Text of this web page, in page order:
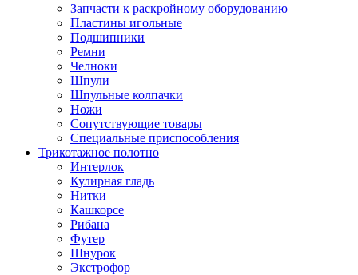
Запчасти к раскройному оборудованию
Пластины игольные
Подшипники
Ремни
Челноки
Шпули
Шпульные колпачки
Ножи
Сопутствующие товары
Специальные приспособления
Трикотажное полотно
Интерлок
Кулирная гладь
Нитки
Кашкорсе
Рибана
Футер
Шнурок
Экстрофор